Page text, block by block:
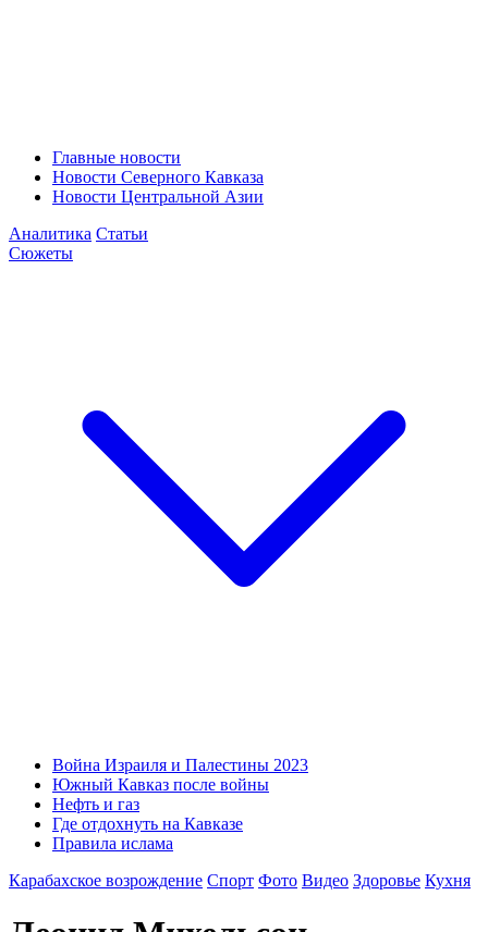
Главные новости
Новости Северного Кавказа
Новости Центральной Азии
Аналитика Статьи
Сюжеты
Война Израиля и Палестины 2023
Южный Кавказ после войны
Нефть и газ
Где отдохнуть на Кавказе
Правила ислама
Карабахское возрождение Спорт Фото Видео Здоровье Кухня